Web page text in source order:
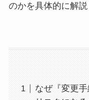
のかを具体的に解説
なぜ『変更